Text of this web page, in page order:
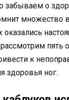
забываем о
множество
оказались
пять
к
здоровья ног.